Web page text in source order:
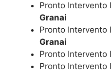
Pronto Intervento
Granai
Pronto Intervento
Granai
Pronto Intervento
Pronto Intervento